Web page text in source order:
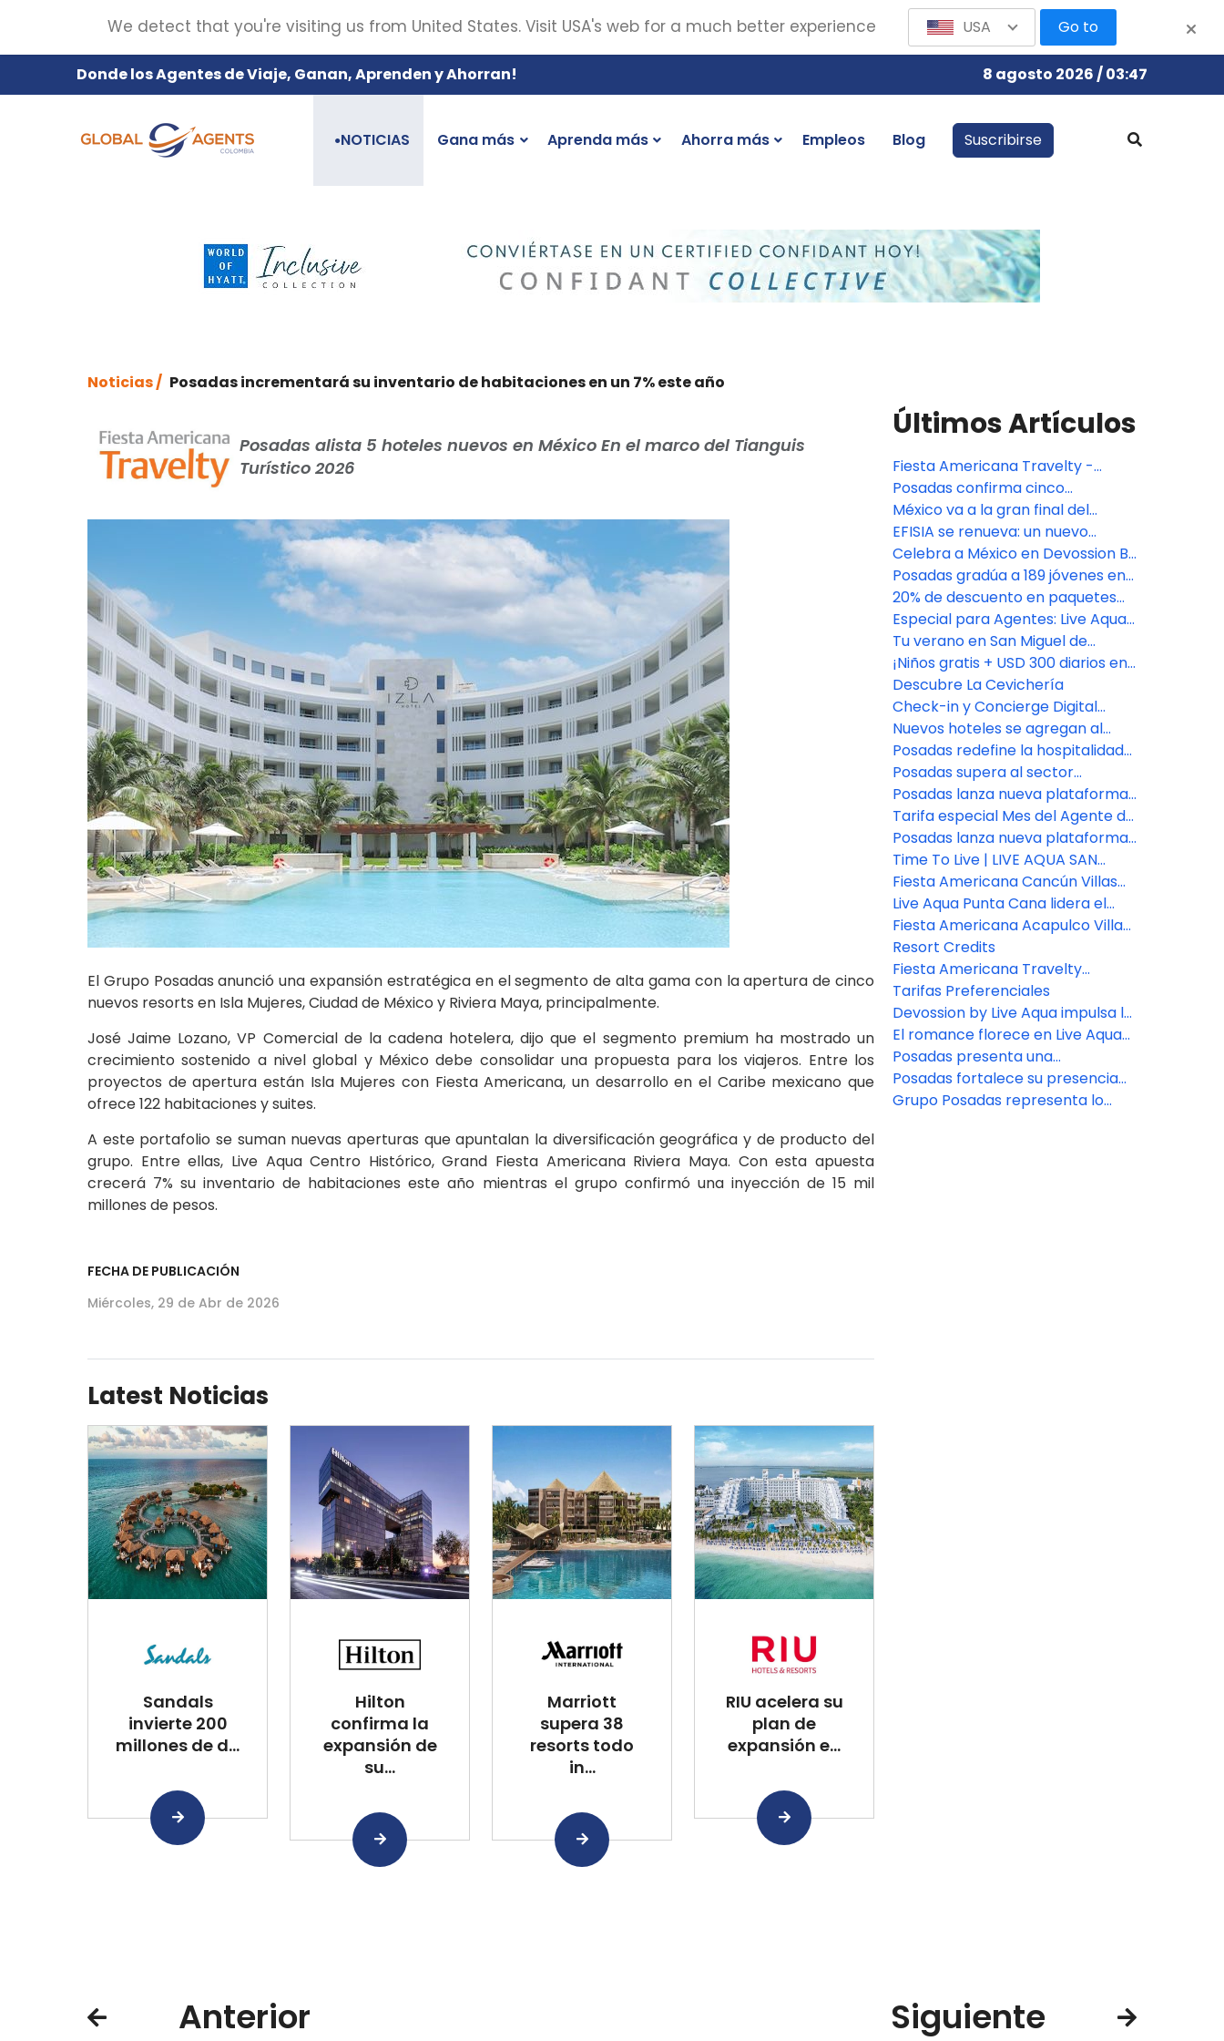
Donde los Agentes de Viaje, Ganan, Aprenden y Ahorran! 8 agosto 2026 / 03:47
●NOTICIAS Gana más Aprenda más Ahorra más Empleos Blog Suscribirse
Noticias / Posadas incrementará su inventario de habitaciones en un 7% este año
Posadas alista 5 hoteles nuevos en México En el marco del Tianguis
Turístico 2026
El Grupo Posadas anunció una expansión estratégica en el segmento de alta gama con la apertura de cinco
nuevos resorts en Isla Mujeres, Ciudad de México y Riviera Maya, principalmente.
José Jaime Lozano, VP Comercial de la cadena hotelera, dijo que el segmento premium ha mostrado un
crecimiento sostenido a nivel global y México debe consolidar una propuesta para los viajeros. Entre los
proyectos de apertura están Isla Mujeres con Fiesta Americana, un desarrollo en el Caribe mexicano que
ofrece 122 habitaciones y suites.
A este portafolio se suman nuevas aperturas que apuntalan la diversificación geográfica y de producto del
grupo. Entre ellas, Live Aqua Centro Histórico, Grand Fiesta Americana Riviera Maya. Con esta apuesta
crecerá 7% su inventario de habitaciones este año mientras el grupo confirmó una inyección de 15 mil
millones de pesos.
FECHA DE PUBLICACIÓN
Miércoles, 29 de Abr de 2026
Latest Noticias
Sandals
invierte 200
millones de d...
Hilton
confirma la
expansión de
su...
Marriott
supera 38
resorts todo
in...
RIU acelera su
plan de
expansión e...
Últimos Artículos
Fiesta Americana Travelty -
Oferta especial TA DEAL
Posadas confirma cinco
aperturas premium en México:
Isla Mujeres, Riviera Maya y CDMX
México va a la gran final del
Bocuse d'Or 2027, con jurado de
Fiesta Americana Travelty
EFISIA se renueva: un nuevo
refugio mediterráneo en Fiesta
Americana Riviera Nayarit
Celebra a México en Devossion By
Live Aqua
Posadas gradúa a 189 jóvenes en
su programa de
empoderamiento educativo
20% de descuento en paquetes
vacacionales con Fiesta
Americana Travelty Collection
Especial para Agentes: Live Aqua
San Miguel de Allende
Tu verano en San Miguel de
Allende comienza aquí
¡Niños gratis + USD 300 diarios en
Resort Credit en Grand Fiesta
Americana Los Cabos!
Descubre La Cevichería
Check-in y Concierge Digital
impulsado por Agentforce
Nuevos hoteles se agregan al
portafolio de Posadas
Posadas redefine la hospitalidad
con el lanzamiento de Fiesta
Americana Travelty Exclusive
Experiences
Posadas supera al sector
hotelero en experiencia del
cliente
Posadas lanza nueva plataforma
de reservas para asesores de
viajes
Tarifa especial Mes del Agente de
Viajes: Fiesta Americana Travelty
Collection
Posadas lanza nueva plataforma
de reservas para asesores de
viajes
Time To Live | LIVE AQUA SAN
MIGUEL DE ALLENDE
Fiesta Americana Cancún Villas
presenta dos nuevas categorías
de Villas Premium en Punta
Cancún
Live Aqua Punta Cana lidera el
bienestar en República
Dominicana
Fiesta Americana Acapulco Villas:
Nuevos espacios para vivir
experiencias inolvidables
Resort Credits
Fiesta Americana Travelty
presenta nuevas marcas y
destinos.
Tarifas Preferenciales
Devossion by Live Aqua impulsa la
expansión de Posadas
El romance florece en Live Aqua
San Miguel de Allende
Posadas presenta una
experiencia de bienestar en
Zamna Festival 2026
Posadas fortalece su presencia
en el sureste con la apertura del
Grupo Posadas representa lo
Anterior Siguiente
We detect that you're visiting us from United States. Visit USA's web for a much better experience USA Go to